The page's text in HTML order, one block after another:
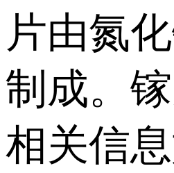
片由氮
制成。
相关信